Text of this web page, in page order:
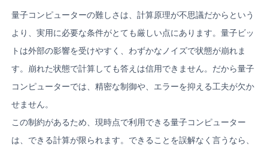
量子コンピューターの難しさは、計算原理が不思議だからという
より、実用に必要な条件がとても厳しい点にあります。量子ビッ
トは外部の影響を受けやすく、わずかなノイズで状態が崩れま
す。崩れた状態で計算しても答えは信用できません。だから量子
コンピューターでは、精密な制御や、エラーを抑える工夫が欠か
せません。
この制約があるため、現時点で利用できる量子コンピューター
は、できる計算が限られます。できることを誤解なく言うなら、